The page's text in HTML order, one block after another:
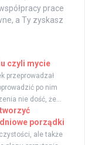
prace
a Ty zyskasz
czyli mycie
przeprowadzał
po nim
nie dość, że...
porządki
ale także